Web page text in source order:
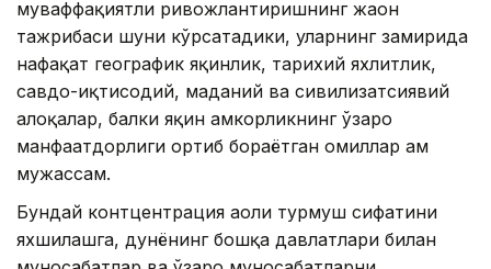
муваффақиятли ривожлантиришнинг жаҳон
тажрибаси шуни кўрсатадики, уларнинг замирида
нафақат географик яқинлик, тарихий яхлитлик,
савдо-иқтисодий, маданий ва сивилизатсиявий
алоқалар, балки яқин ҳамкорликнинг ўзаро
манфаатдорлиги ортиб бораётган омиллар ҳам
мужассам.
Бундай контцентрация аҳоли турмуш сифатини
яхшилашга, дунёнинг бошқа давлатлари билан